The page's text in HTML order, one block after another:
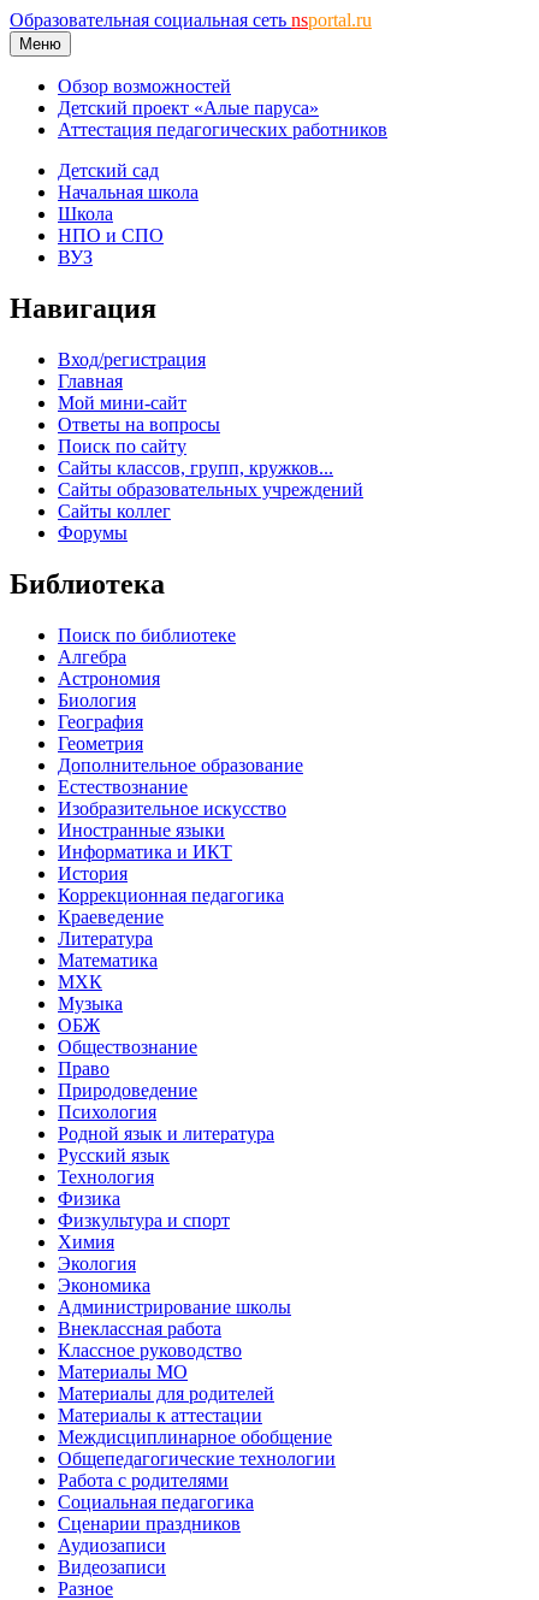
Образовательная социальная сеть nsportal.ru
Меню
Обзор возможностей
Детский проект «Алые паруса»
Аттестация педагогических работников
Детский сад
Начальная школа
Школа
НПО и СПО
ВУЗ
Навигация
Вход/регистрация
Главная
Мой мини-сайт
Ответы на вопросы
Поиск по сайту
Сайты классов, групп, кружков...
Сайты образовательных учреждений
Сайты коллег
Форумы
Библиотека
Поиск по библиотеке
Алгебра
Астрономия
Биология
География
Геометрия
Дополнительное образование
Естествознание
Изобразительное искусство
Иностранные языки
Информатика и ИКТ
История
Коррекционная педагогика
Краеведение
Литература
Математика
МХК
Музыка
ОБЖ
Обществознание
Право
Природоведение
Психология
Родной язык и литература
Русский язык
Технология
Физика
Физкультура и спорт
Химия
Экология
Экономика
Администрирование школы
Внеклассная работа
Классное руководство
Материалы МО
Материалы для родителей
Материалы к аттестации
Междисциплинарное обобщение
Общепедагогические технологии
Работа с родителями
Социальная педагогика
Сценарии праздников
Аудиозаписи
Видеозаписи
Разное